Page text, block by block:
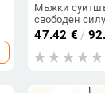
Мъжки
свободен
пролетен
полиестер
47.42 € /